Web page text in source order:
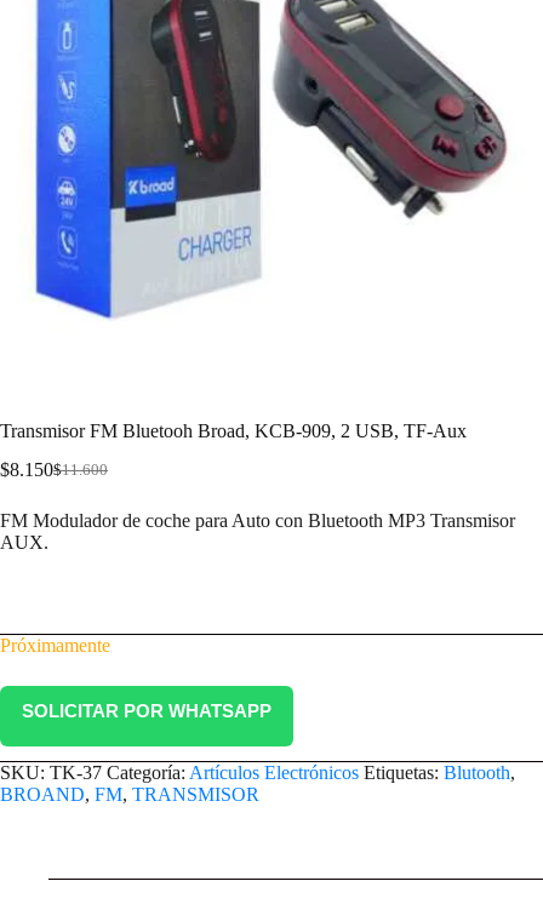
Transmisor FM Bluetooh Broad, KCB-909, 2 USB, TF-Aux
$11.600
$8.150
FM Modulador de coche para Auto con Bluetooth MP3 Transmisor
AUX.
Próximamente
SOLICITAR POR WHATSAPP
SKU: TK-37 Categoría: Artículos Electrónicos Etiquetas: Blutooth,
BROAND, FM, TRANSMISOR